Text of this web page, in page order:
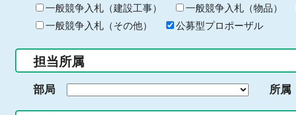
キ
ー
ー
入
力
一般競争入札（建設工事） 一般競争入札（物品）
一般競争入札（その他）
公募型プロポーザル
担当所属
部局 所属